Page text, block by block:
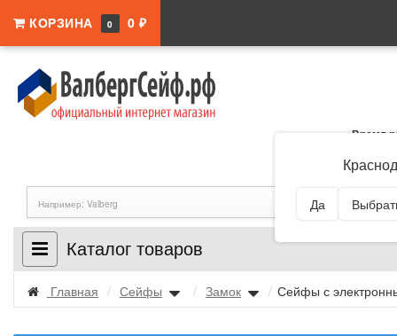
КОРЗИНА 0 0 ₽
Да
Время
Каталог товаров
Главная / Сейфы / Замок / Сейфы с